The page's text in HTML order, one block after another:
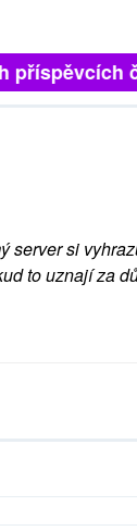
server si
to uznají za